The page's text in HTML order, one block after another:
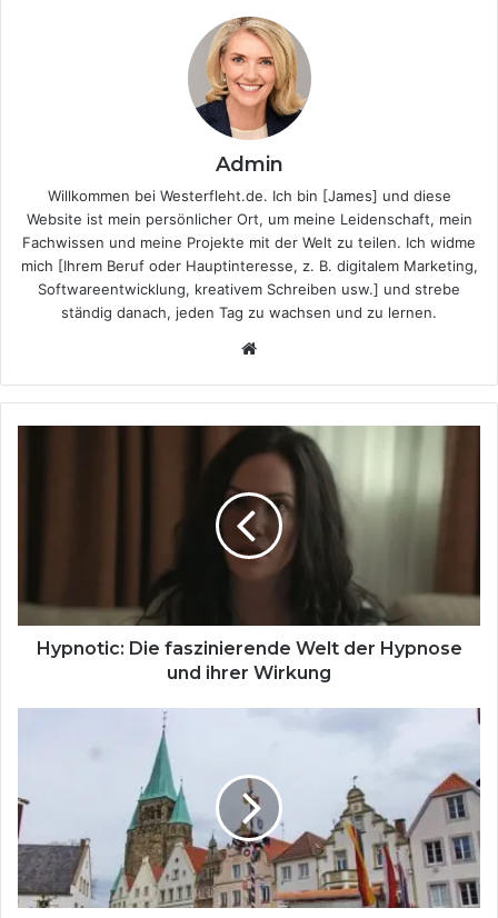
Admin
Willkommen bei Westerfleht.de. Ich bin [James] und diese
Website ist mein persönlicher Ort, um meine Leidenschaft, mein
Fachwissen und meine Projekte mit der Welt zu teilen. Ich widme
mich [Ihrem Beruf oder Hauptinteresse, z. B. digitalem Marketing,
Softwareentwicklung, kreativem Schreiben usw.] und strebe
ständig danach, jeden Tag zu wachsen und zu lernen.
ihrer
Wirkung
Hypnotic: Die faszinierende Welt der Hypnose
und ihrer Wirkung
nur
ein
Einkaufsziel
im
Herzen